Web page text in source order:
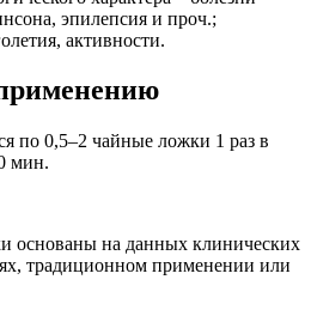
эпилепсия и проч.;
активности.
по 0,5–2 чайные ложки 1 раз в
мин.
основаны на дан­ных клинических
традиционном применении или